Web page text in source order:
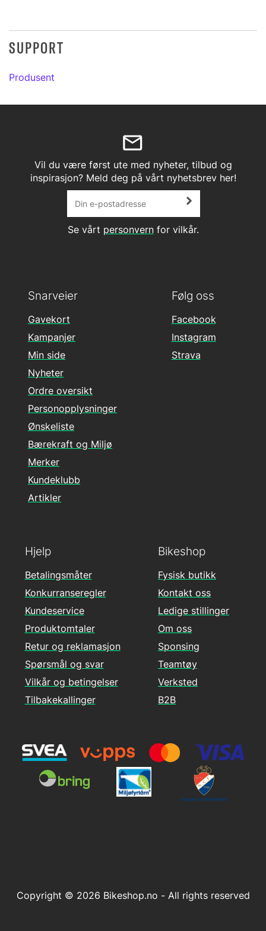
SUPPORT
Produsent
Vil du være først ute med nyheter, tilbud og
inspirasjon? Meld deg på vårt nyhetsbrev her!
Se vårt personvernfor vilkår.
Følg oss
Facebook
Instagram
Strava
Hjelp
Betalingsmåter
Konkurranseregler
Kundeservice
Produktomtaler
Retur og reklamasjon
Spørsmål og svar
Vilkår og betingelser
Tilbakekallinger
Snarveier
Gavekort
Kampanjer
Min side
Nyheter
Ordre oversikt
Personopplysninger
Ønskeliste
Bærekraft og Miljø
Merker
Kundeklubb
Artikler
Bikeshop
Fysisk butikk
Kontakt oss
Ledige stillinger
Om oss
Sponsing
Teamtøy
Verksted
B2B
Copyright © 2026 Bikeshop.no - All rights reserved